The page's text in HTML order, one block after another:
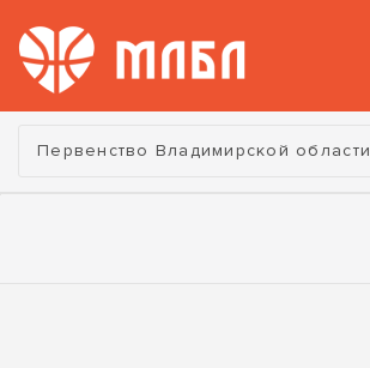
Турнир:
Первенство Владимирской области